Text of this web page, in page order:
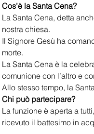
Cos’è la Santa Cena?
La Santa Cena, detta
nostra chiesa.
Il Signore Gesù ha
morte.
La Santa Cena è la
comunione con l’altro e
Allo stesso tempo, la
Chi può partecipare?
La funzione è aperta a
ricevuto il battesimo in